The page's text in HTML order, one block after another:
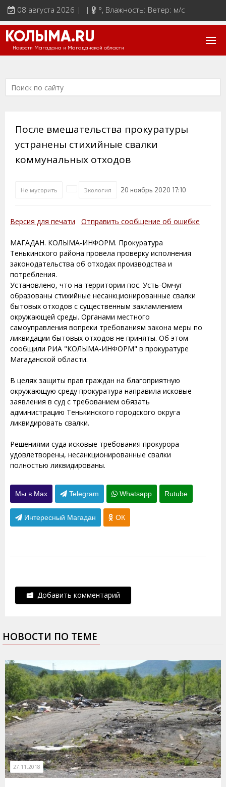
08 августа 2026 | | °, Влажность: Ветер: м/с
КОЛЫМА.RU
Новости Магадана и Магаданской области
После вмешательства прокуратуры
устранены стихийные свалки
коммунальных отходов
Не мусорить Экология 20 ноябрь 2020 17:10
Версия для печати Отправить сообщение об ошибке
МАГАДАН. КОЛЫМА-ИНФОРМ. Прокуратура
Тенькинского района провела проверку исполнения
законодательства об отходах производства и
потребления.
Установлено, что на территории пос. Усть-Омчуг
образованы стихийные несанкционированные свалки
бытовых отходов с существенным захламлением
окружающей среды. Органами местного
самоуправления вопреки требованиям закона меры по
ликвидации бытовых отходов не приняты. Об этом
сообщили РИА "КОЛЫМА-ИНФОРМ" в прокуратуре
Магаданской области.
В целях защиты прав граждан на благоприятную
окружающую среду прокуратура направила исковые
заявления в суд с требованием обязать
администрацию Тенькинского городского округа
ликвидировать свалки.
Решениями суда исковые требования прокурора
удовлетворены, несанкционированные свалки
полностью ликвидированы.
Мы в Max Telegram Whatsapp Rutube
Интересный Магадан ОК
Добавить комментарий
НОВОСТИ ПО ТЕМЕ
27.11.2018